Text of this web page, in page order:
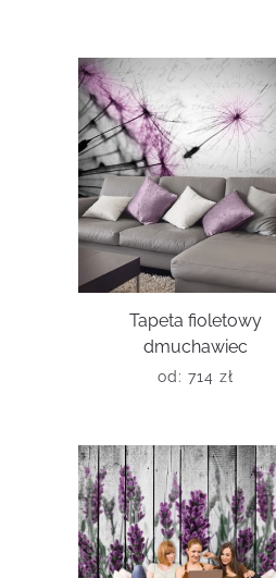
Tapeta fioletowy
dmuchawiec
od: 714 zł